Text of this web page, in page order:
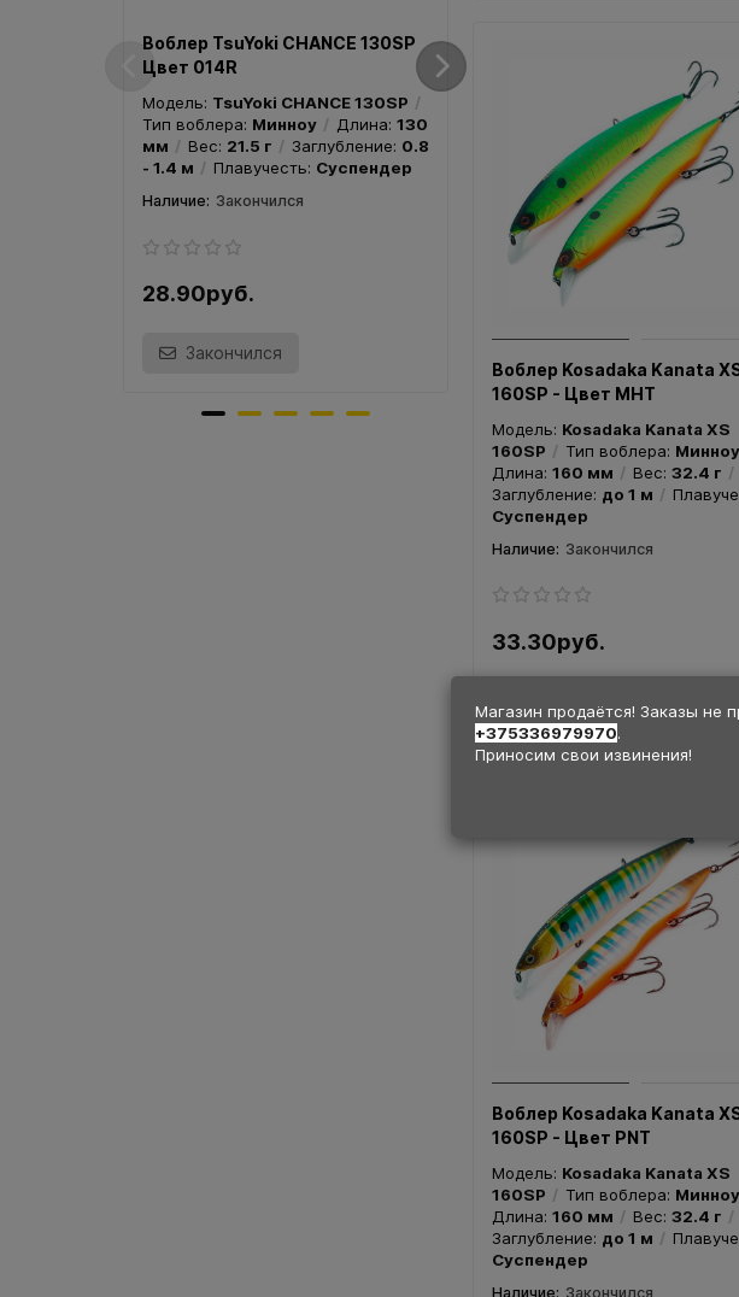
Воблер TsuYoki CHANCE 130SP
Цвет 014R
Модель: TsuYoki CHANCE 130SP
Тип воблера: Минноу Длина: 130
мм
Вес: 21.5 г Заглубление: 0.8
- 1.4 м
Плавучесть: Суспендер
Закончился
28.90руб.
Закончился
Закончился
28.90руб.
Воблер Kosadaka Kanata
160SP - Цвет MHT
Модель: Kosadaka Kanata XS
160SP
Тип воблера: Минноу
Длина: 160 мм Вес: 32.4 г
Заглубление: до 1 м
Суспендер
Закончился
33.30руб.
Воблер Kosadaka Kanata
160SP - Цвет PNT
Модель: Kosadaka Kanata XS
160SP
Тип воблера: Минноу
Длина: 160 мм Вес: 32.4 г
Заглубление: до 1 м
Суспендер
Закончился
Магазин продаётся! Заказы не
+375336979970.
Приносим свои извинения!